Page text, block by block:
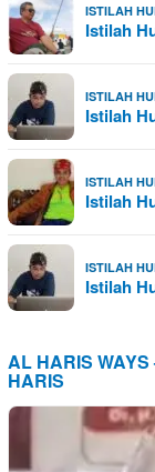
ISTILAH
Istilah
ISTILAH
Istilah
ISTILAH
Istilah
ISTILAH
Istilah
AL HARIS
HARIS